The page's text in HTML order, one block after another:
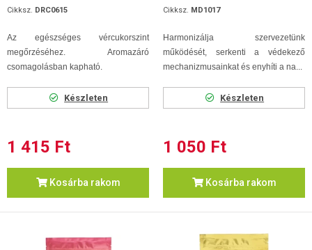
Cikksz. DRC0615
Az egészséges vércukorszint
megőrzéséhez. Aromazáró
csomagolásban kapható.
Készleten
1 415 Ft
Kosárba rakom
Cikksz. MD1017
Harmonizálja szervezetünk
működését, serkenti a védekező
mechanizmusainkat és enyhíti a na...
Készleten
1 050 Ft
Kosárba rakom